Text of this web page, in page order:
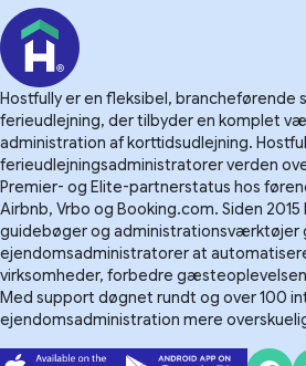
Hostfully er en fleksibel, brancheførende
ferieudlejning, der tilbyder en komplet
administration af korttidsudlejning.
ferieudlejningsadministratorer verden
Premier- og Elite-partnerstatus hos
Airbnb, Vrbo og Booking.com. Siden
guidebøger og administrationsværktøjer
ejendomsadministratorer at
virksomheder, forbedre
Med support døgnet rundt og over 100
ejendomsadministration mere